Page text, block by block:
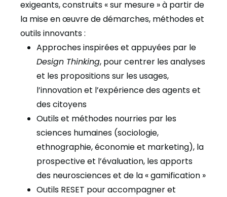
exigeants, construits « sur mesure » à partir de
la mise en œuvre de démarches, méthodes et
outils innovants :
Approches inspirées et appuyées par le
Design Thinking, pour centrer les analyses
et les propositions sur les usages,
l’innovation et l’expérience des agents et
des citoyens
Outils et méthodes nourries par les
sciences humaines (sociologie,
ethnographie, économie et marketing), la
prospective et l’évaluation, les apports
des neurosciences et de la « gamification »
Outils RESET pour accompagner et